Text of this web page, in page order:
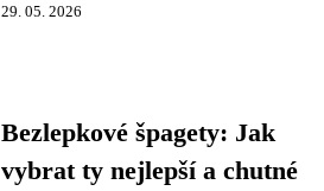
29. 05. 2026
Bezlepkové špagety: Jak
vybrat ty nejlepší a chutné